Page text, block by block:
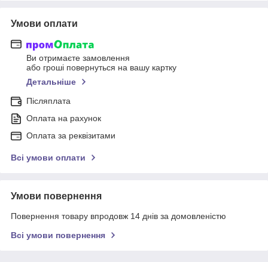
Умови оплати
Ви отримаєте замовлення
або гроші повернуться на вашу картку
Детальніше
Післяплата
Оплата на рахунок
Оплата за реквізитами
Всі умови оплати
Умови повернення
Повернення товару впродовж 14 днів за домовленістю
Всі умови повернення